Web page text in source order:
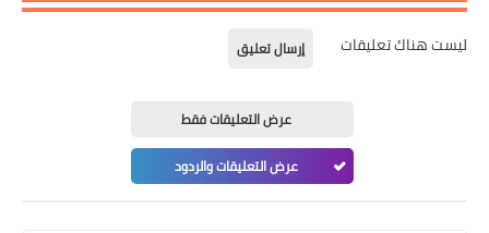
ليست هناك تعليقات إرسال تعليق
عرض التعليقات فقط
عرض التعليقات والردود